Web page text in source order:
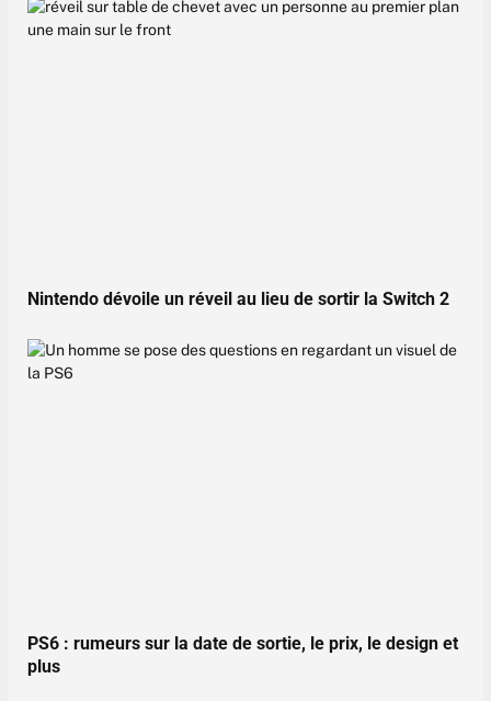
Nintendo dévoile un réveil au lieu de sortir la Switch 2
PS6 : rumeurs sur la date de sortie, le prix, le design et
plus